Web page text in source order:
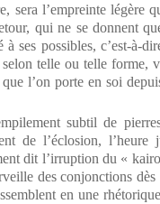
l’empreinte légère
qui ne se donnent
ses possibles, c’est-à-
telle ou telle forme,
l’on porte en soi
subtil de
de l’éclosion,
dit l’irruption du «
des conjonctions
en une